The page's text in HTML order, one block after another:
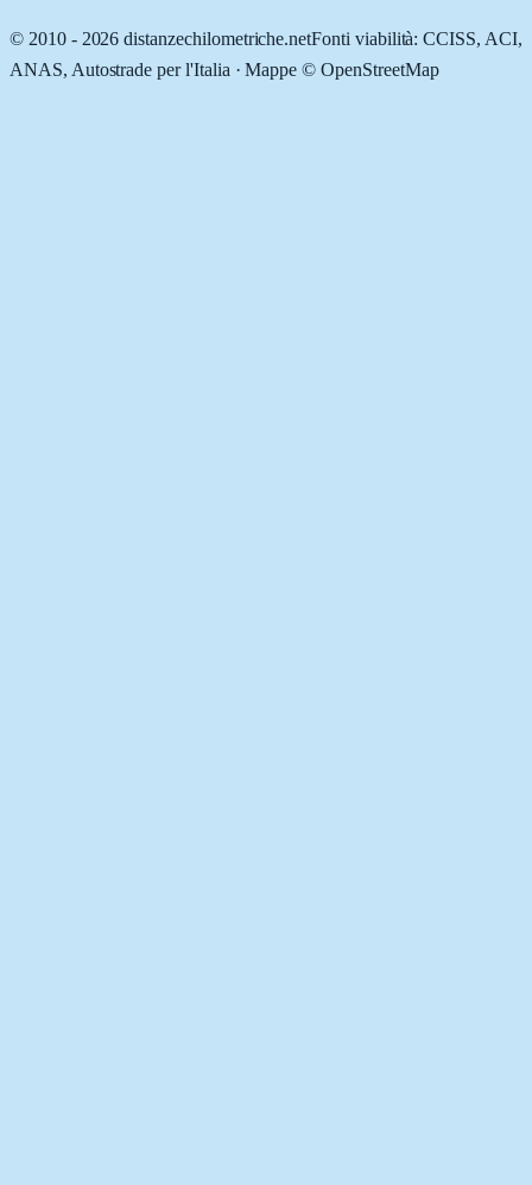
© 2010 - 2026 distanzechilometriche.netFonti viabilità: CCISS, ACI,
ANAS, Autostrade per l'Italia · Mappe © OpenStreetMap